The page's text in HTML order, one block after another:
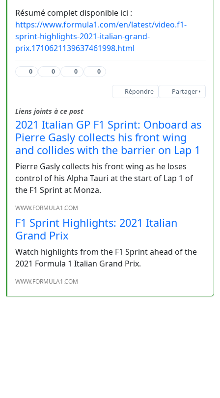
Résumé complet disponible ici :
https://www.formula1.com/en/latest/video.f1-
sprint-highlights-2021-italian-grand-
prix.1710621139637461998.html
0 0 0 0
Répondre Partager
Liens joints à ce post
2021 Italian GP F1 Sprint: Onboard as
Pierre Gasly collects his front wing
and collides with the barrier on Lap 1
Pierre Gasly collects his front wing as he loses
control of his Alpha Tauri at the start of Lap 1 of
the F1 Sprint at Monza.
WWW.FORMULA1.COM
F1 Sprint Highlights: 2021 Italian
Grand Prix
Watch highlights from the F1 Sprint ahead of the
2021 Formula 1 Italian Grand Prix.
WWW.FORMULA1.COM